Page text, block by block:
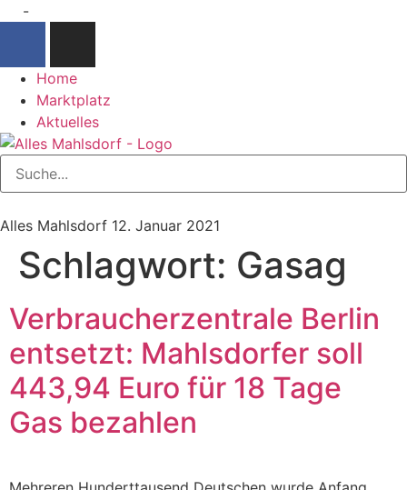
-
Home
Marktplatz
Aktuelles
Alles Mahlsdorf 12. Januar 2021
Schlagwort: Gasag
Verbraucherzentrale Berlin
entsetzt: Mahlsdorfer soll
443,94 Euro für 18 Tage
Gas bezahlen